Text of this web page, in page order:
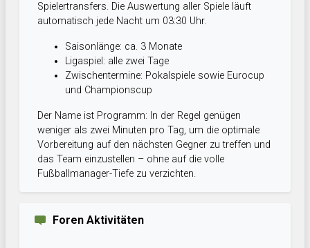
Spielertransfers. Die Auswertung aller Spiele läuft
automatisch jede Nacht um 03:30 Uhr.
Saisonlänge: ca. 3 Monate
Ligaspiel: alle zwei Tage
Zwischentermine: Pokalspiele sowie Eurocup
und Championscup
Der Name ist Programm: In der Regel genügen
weniger als zwei Minuten pro Tag, um die optimale
Vorbereitung auf den nächsten Gegner zu treffen und
das Team einzustellen – ohne auf die volle
Fußballmanager-Tiefe zu verzichten.
Foren Aktivitäten